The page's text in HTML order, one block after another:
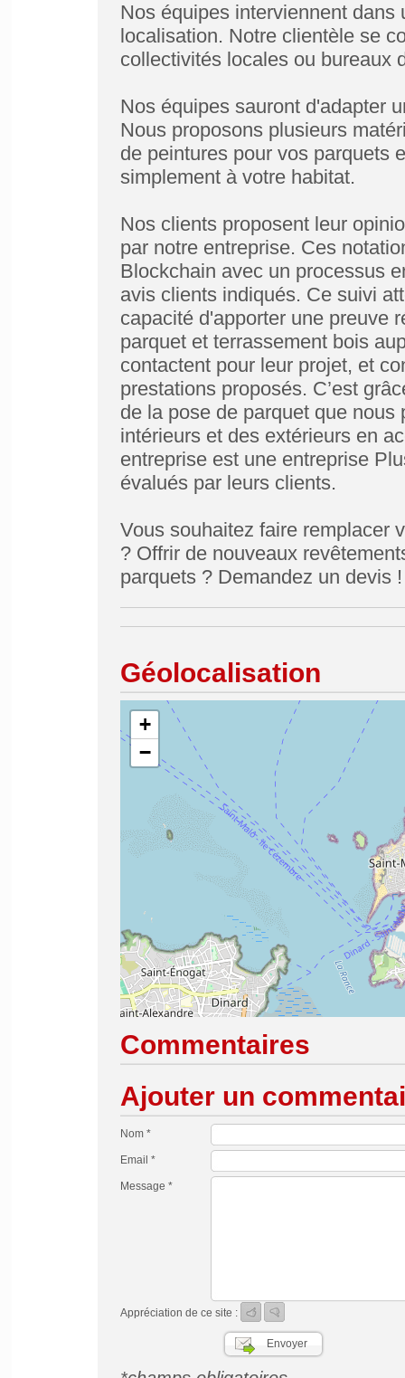
Nos équipes interviennent dans
localisation. Notre clientèle se
collectivités locales ou bureaux
Nos équipes sauront d'adapter
Nous proposons plusieurs
de peintures pour vos parquets
simplement à votre habitat.
Nos clients proposent leur
par notre entreprise. Ces
Blockchain avec un processus
avis clients indiqués. Ce suivi
capacité d'apporter une preuve
parquet et terrassement bois
contactent pour leur projet, et
prestations proposés. C’est
de la pose de parquet que
intérieurs et des extérieurs en
entreprise est une entreprise
évalués par leurs clients.
Vous souhaitez faire remplacer
? Offrir de nouveaux
parquets ? Demandez un devis !
Géolocalisation
+
−
Commentaires
Ajouter un
Nom *
Email *
Message *
Appréciation de ce site :